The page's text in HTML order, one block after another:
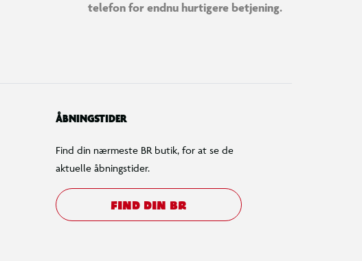
telefon for endnu hurtigere betjening.
ÅBNINGSTIDER
Find din nærmeste BR butik, for at se de
aktuelle åbningstider.
FIND DIN BR